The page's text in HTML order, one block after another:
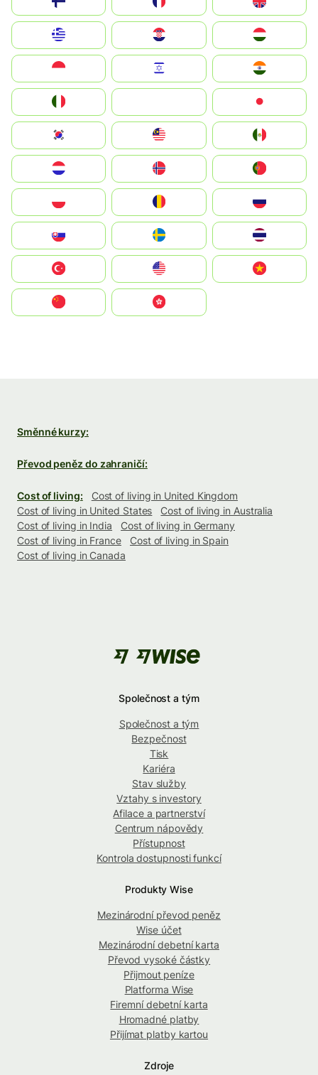
Magyarország
South Korea
United States
中國香港特別行政區
Směnné kurzy:
Převod peněz do zahraničí:
Cost of living:
Cost of living in United Kingdom
Cost of living in United States
Cost of living in Australia
Cost of living in India
Cost of living in Germany
Cost of living in France
Cost of living in Spain
Cost of living in Canada
Společnost a tým
Společnost a tým
Bezpečnost
Tisk
Kariéra
Stav služby
Vztahy s investory
Afilace a partnerství
Centrum nápovědy
Přístupnost
Kontrola dostupnosti funkcí
Produkty Wise
Mezinárodní převod peněz
Wise účet
Mezinárodní debetní karta
Převod vysoké částky
Přijmout peníze
Platforma Wise
Firemní debetní karta
Hromadné platby
Přijímat platby kartou
Zdroje